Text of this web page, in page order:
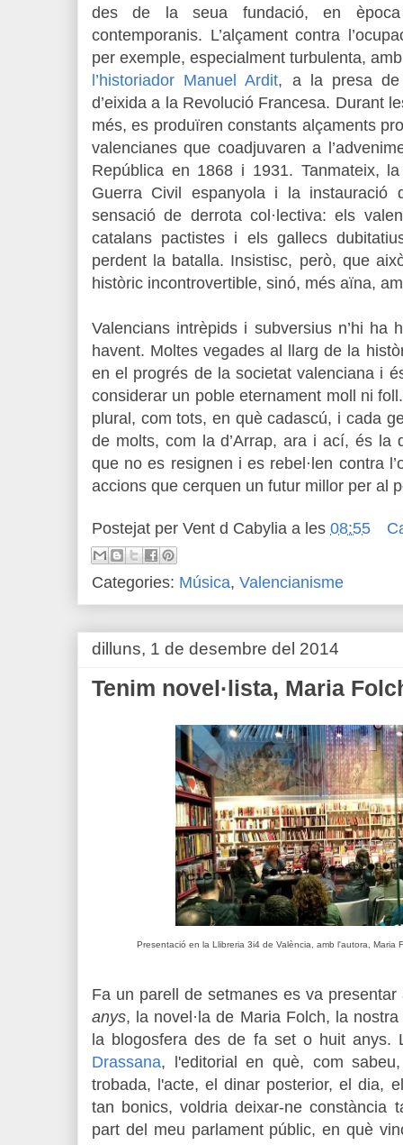
des de la seua fundació, en
contemporanis. L’alçament contra
per exemple, especialment turbulenta,
l’historiador Manuel Ardit, a la presa
d’eixida a la Revolució Francesa. Durant
més, es produïren constants alçaments
valencianes que coadjuvaren a
República en 1868 i 1931. Tanmateix,
Guerra Civil espanyola i la instauració
sensació de derrota col·lectiva: els
catalans pactistes i els gallecs
perdent la batalla. Insistisc, però, que
històric incontrovertible, sinó, més aïna,
Valencians intrèpids i subversius n’hi ha
havent. Moltes vegades al llarg de la
en el progrés de la societat valenciana i
considerar un poble eternament moll ni
plural, com tots, en què cadascú, i cada
de molts, com la d’Arrap, ara i ací, és la
que no es resignen i es rebel·len contra
accions que cerquen un futur millor per al
Postejat per Vent d Cabylia a les 08:55
Categories: Música, Valencianisme
dilluns, 1 de desembre del 2014
Tenim novel·lista, Maria
Presentació en la Llibreria 3i4 de València, amb l'autora, Maria
Fa un parell de setmanes es va
anys, la novel·la de Maria Folch, la
la blogosfera des de fa set o huit anys.
Drassana, l'editorial en què, com
trobada, l'acte, el dinar posterior, el dia,
tan bonics, voldria deixar-ne constància
part del meu parlament públic, en què